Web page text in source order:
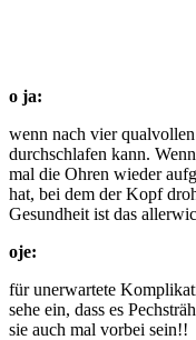
o ja:
wenn nach vier
durchschlafen kann.
mal die Ohren wieder
hat, bei dem der Kopf
Gesundheit ist das
oje:
für unerwartete
sehe ein, dass es
sie auch mal vorbei sein!!